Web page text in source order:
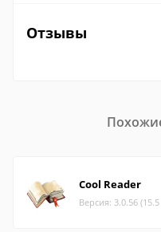
Отзывы
Cool Reader
Версия: 3.0.56